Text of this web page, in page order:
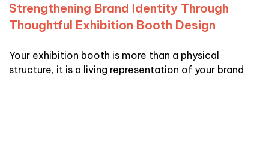
Strengthening Brand Identity Through
Thoughtful Exhibition Booth Design
Your exhibition booth is more than a physical
structure, it is a living representation of your brand